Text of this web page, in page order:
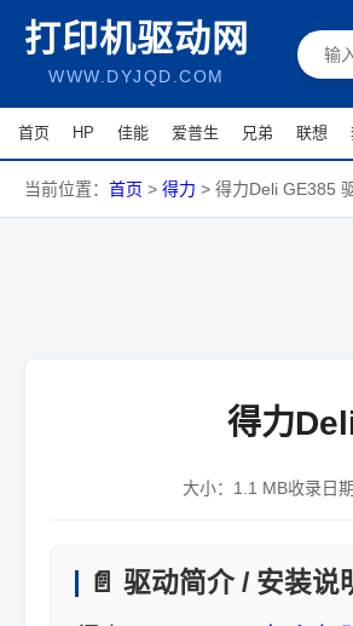
打印机驱动网
WWW.DYJQD.COM
首页 HP 佳能 爱普生 兄弟 联想
当前位置： 首页 > 得力 > 得力Deli GE385
得力
大小： 1.1 MB收录日期
📄 驱动简介 / 安装说